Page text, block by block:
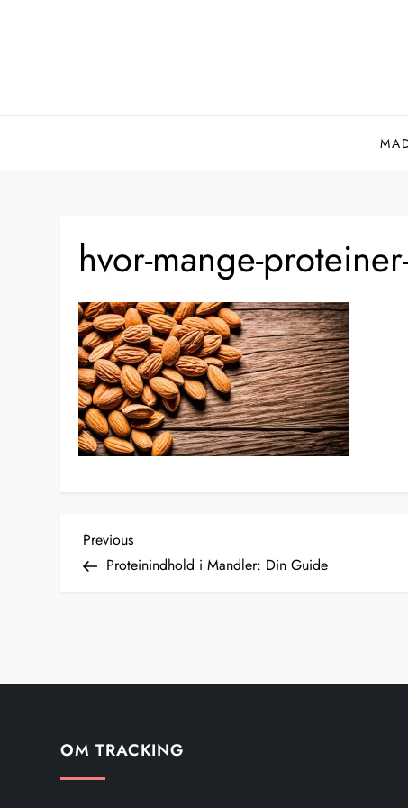
hvor-mange-
I
l
g
Previous
Post
Previous
Proteinindhold i Mandler: Din Guide
OM TRACKING